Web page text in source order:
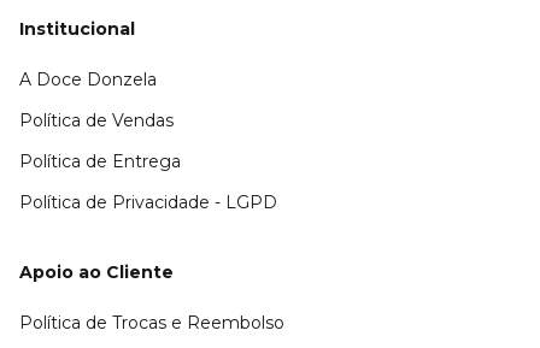
Institucional
A Doce Donzela
Política de Vendas
Política de Entrega
Política de Privacidade - LGPD
Apoio ao Cliente
Política de Trocas e Reembolso